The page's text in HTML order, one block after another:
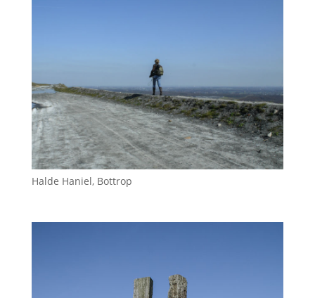
Halde Haniel, Bottrop